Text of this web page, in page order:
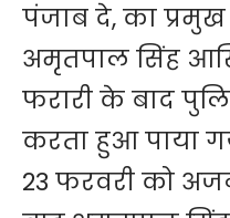
पंजाब दे, का
अमृतपाल सिंह
फरारी के बाद
करता हुआ पाया
23 फरवरी को